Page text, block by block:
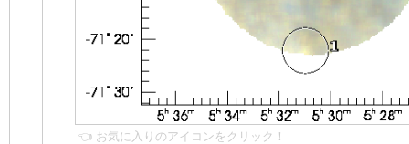
👈 お気に入りのアイコンをクリック！